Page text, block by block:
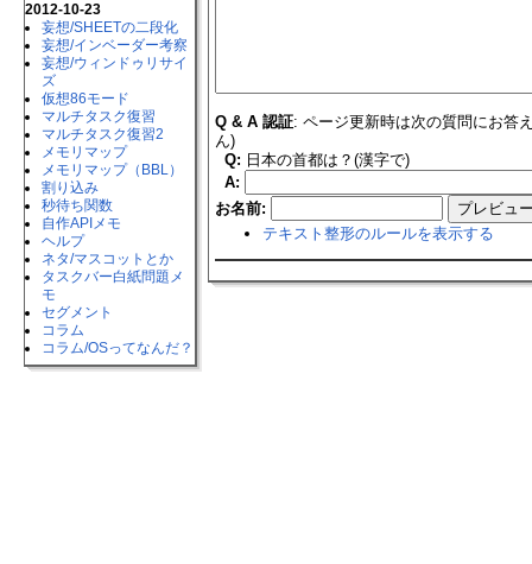
2012-10-23
妄想​/SHEETの二段化
妄想​/インベーダー考察
妄想​/ウィンドゥリサイ
ズ
仮想86モード
マルチタスク復習
マルチタスク復習2
メモリマップ
メモリマップ（BBL）
割り込み
秒待ち関数
自作APIメモ
ヘルプ
ネタ​/マスコットとか
タスクバー白紙問題メ
モ
セグメント
コラム
コラム​/OSってなんだ？
Q & A 認証: ページ更新時は次の質問にお答
ん)
Q: 日本の首都は？(漢字で)
A:
お名前:
テキスト整形のルールを表示する